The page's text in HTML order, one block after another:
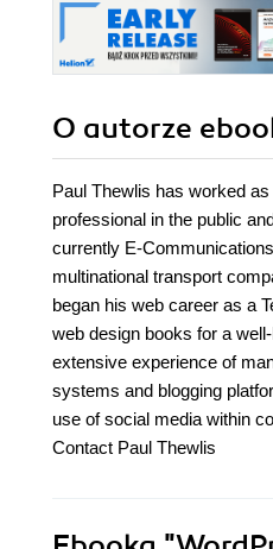
O autorze
Paul Thewlis has worked
professional in the public
currently E-
multinational transport
began his web career as a
web design books for a
extensive experience of
systems and blogging
use of social media within
Contact Paul Thewlis